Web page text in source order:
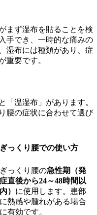
まず湿布を貼ることを検
手でき、一時的な痛みの
湿布には種類があり、症
重要です。
「温湿布」があります。
腰の症状に合わせて選び
ぎっくり腰での使い方
ぎっくり腰の急性期（発
症直後から24～48時間以
内） に使用します。患部
に熱感や腫れがある場合
に有効です。